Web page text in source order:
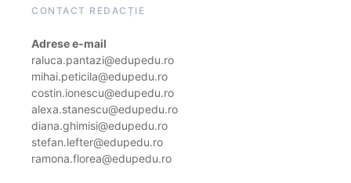
CONTACT REDACȚIE
Adrese e-mail
raluca.pantazi@edupedu.ro
mihai.peticila@edupedu.ro
costin.ionescu@edupedu.ro
alexa.stanescu@edupedu.ro
diana.ghimisi@edupedu.ro
stefan.lefter@edupedu.ro
ramona.florea@edupedu.ro